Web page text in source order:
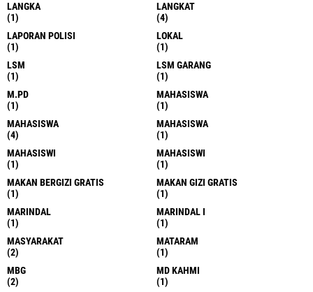
LANGKA
(1)
LANGKAT
(4)
LAPORAN POLISI
(1)
LOKAL
(1)
LSM
(1)
LSM GARANG
(1)
M.PD
(1)
MAHASISWA
(1)
MAHASISWA
(4)
MAHASISWA
(1)
MAHASISWI
(1)
MAHASISWI
(1)
MAKAN BERGIZI GRATIS
(1)
MAKAN GIZI GRATIS
(1)
MARINDAL
(1)
MARINDAL I
(1)
MASYARAKAT
(2)
MATARAM
(1)
MBG
(2)
MD KAHMI
(1)